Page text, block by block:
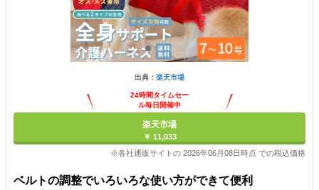
出典： 楽天市場
24時間タイムセー
ル毎日開催中
楽天市場
￥ 11,033
※各社通販サイトの 2026年06月08日時点 での税込価格
ベルトの調整でいろいろな使い方ができて便利